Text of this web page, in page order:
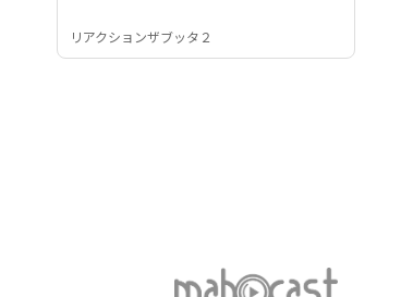
リアクションザブッタ２